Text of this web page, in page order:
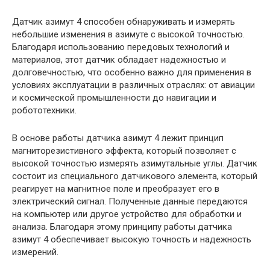
Датчик азимут 4 способен обнаруживать и измерять
небольшие изменения в азимуте с высокой точностью.
Благодаря использованию передовых технологий и
материалов, этот датчик обладает надежностью и
долговечностью, что особенно важно для применения в
условиях эксплуатации в различных отраслях: от авиации
и космической промышленности до навигации и
робототехники.
В основе работы датчика азимут 4 лежит принцип
магниторезистивного эффекта, который позволяет с
высокой точностью измерять азимутальные углы. Датчик
состоит из специального датчикового элемента, который
реагирует на магнитное поле и преобразует его в
электрический сигнал. Полученные данные передаются
на компьютер или другое устройство для обработки и
анализа. Благодаря этому принципу работы датчика
азимут 4 обеспечивает высокую точность и надежность
измерений.